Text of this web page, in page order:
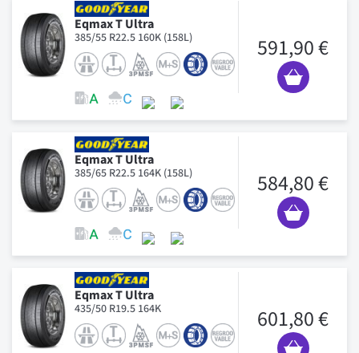
Eqmax T Ultra
385/55 R22.5 160K (158L) 591,90 €
Eqmax T Ultra
385/65 R22.5 164K (158L) 584,80 €
Eqmax T Ultra
435/50 R19.5 164K 601,80 €